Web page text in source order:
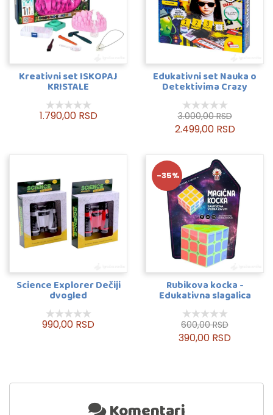
Kreativni set ISKOPAJ
KRISTALE
1.790,00 RSD
Edukativni set Nauka o
Detektivima Crazy
Science
3.000,00 RSD
2.499,00 RSD
Science Explorer Dečiji
dvogled
990,00 RSD
-35%
Rubikova kocka -
Edukativna slagalica
600,00 RSD
390,00 RSD